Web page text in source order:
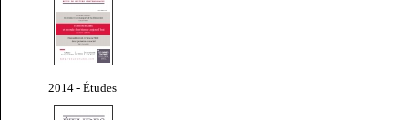
2014 - Études